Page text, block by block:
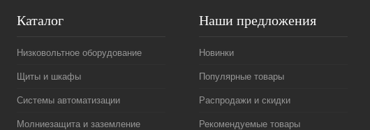
Каталог
Низковольтное оборудование
Щиты и шкафы
Системы автоматизации
Молниезащита и заземление
Наши предложения
Новинки
Популярные товары
Распродажи и скидки
Рекомендуемые товары